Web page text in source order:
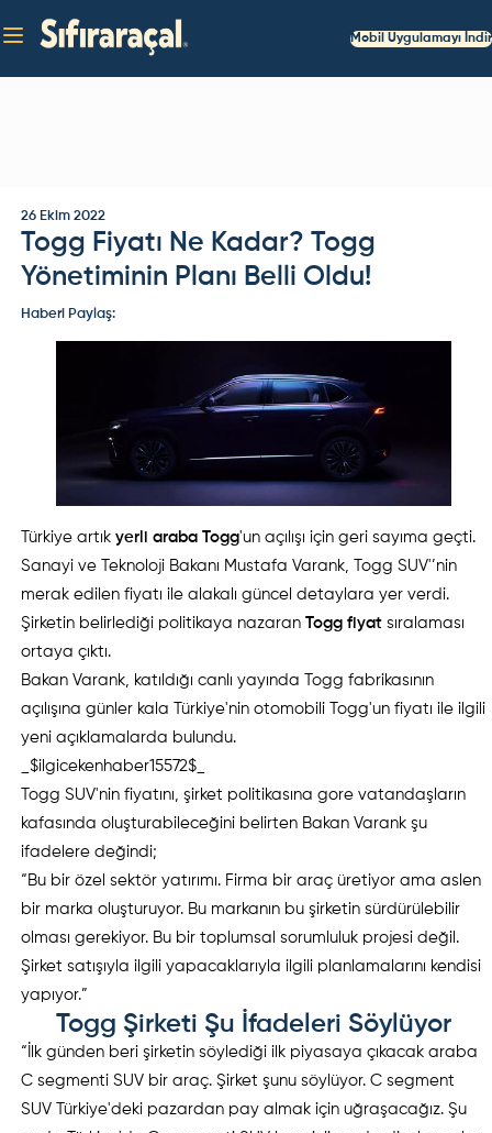
Mobil Uygulamayı İndir
26 Ekim 2022
Togg Fiyatı Ne Kadar? Togg
Yönetiminin Planı Belli Oldu!
Haberi Paylaş:
Türkiye artıkyerli araba Togg'un açılışı için geri sayıma geçti.
Sanayi ve Teknoloji Bakanı Mustafa Varank, Togg SUV'’nin
merak edilen fiyatı ile alakalı güncel detaylara yer verdi.
Şirketin belirlediği politikaya nazaranTogg fiyat sıralaması
ortaya çıktı.
Bakan Varank, katıldığı canlı yayında Togg fabrikasının
açılışına günler kala Türkiye'nin otomobili Togg'un fiyatı ile ilgili
yeni açıklamalarda bulundu.
_$ilgicekenhaber15572$_
Togg SUV'nin fiyatını, şirket politikasına gore vatandaşların
kafasında oluşturabileceğini belirten Bakan Varank şu
ifadelere değindi;
“Bu bir özel sektör yatırımı. Firma bir araç üretiyor ama aslen
bir marka oluşturuyor. Bu markanın bu şirketin sürdürülebilir
olması gerekiyor. Bu bir toplumsal sorumluluk projesi değil.
Şirket satışıyla ilgili yapacaklarıyla ilgili planlamalarını kendisi
yapıyor.”
Togg Şirketi Şu İfadeleri Söylüyor
“İlk günden beri şirketin söylediği ilk piyasaya çıkacak araba
C segmenti SUV bir araç. Şirket şunu söylüyor. C segment
SUV Türkiye'deki pazardan pay almak için uğraşacağız. Şu